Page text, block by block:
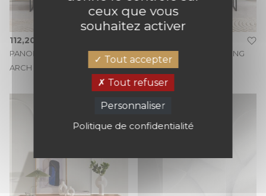
PANORAMIQUE MOULDING
ARCH 350X250 BLANC
112,20 €
PANORAMIQUE MOULDING
ARCH 350X280 BLANC
ceux que vous
souhaitez activer
Tout accepter
Tout refuser
Personnaliser
Politique de confidentialité